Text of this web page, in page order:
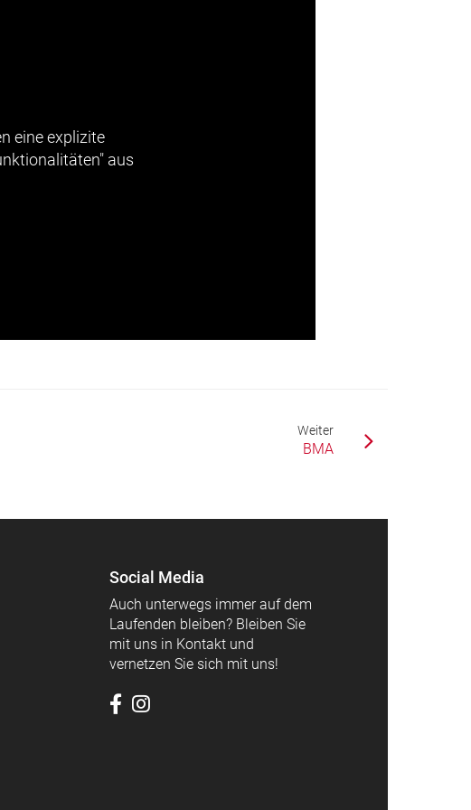
eine explizite
aus
Weiter
BMA
Social Media
Auch unterwegs immer auf dem
Laufenden bleiben? Bleiben Sie
mit uns in Kontakt und
vernetzen Sie sich mit uns!